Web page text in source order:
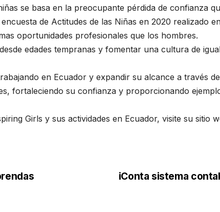
se basa en la preocupante pérdida de confianza
de Actitudes de las Niñas en 2020 realizado
oportunidades profesionales que los hombres.
edades tempranas y fomentar una cultura de
en Ecuador y expandir su alcance a través
fortaleciendo su confianza y proporcionando
Girls y sus actividades en Ecuador, visite su sitio
iConta sistema